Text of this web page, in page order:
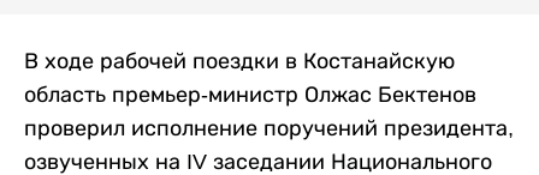
В ходе рабочей поездки в Костанайскую
область премьер-министр Олжас Бектенов
проверил исполнение поручений президента,
озвученных на IV заседании Национального